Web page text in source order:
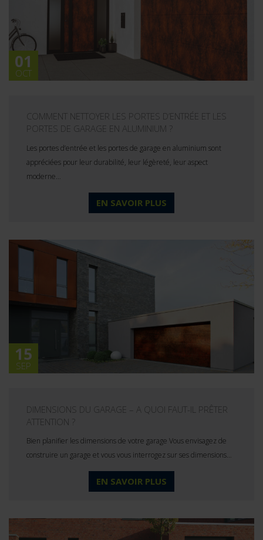
01
OCT
COMMENT NETTOYER LES PORTES D’ENTRÉE ET LES
PORTES DE GARAGE EN ALUMINIUM ?
Les portes d’entrée et les portes de garage en aluminium sont
appréciées pour leur durabilité, leur légèreté, leur aspect
moderne…
EN SAVOIR PLUS
15
SEP
DIMENSIONS DU GARAGE – A QUOI FAUT-IL PRÊTER
ATTENTION ?
Bien planifier les dimensions de votre garage Vous envisagez de
construire un garage et vous vous interrogez sur ses dimensions…
EN SAVOIR PLUS